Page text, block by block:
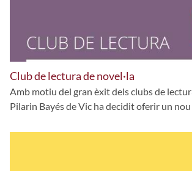
Club de lectura de novel·la
Amb motiu del gran èxit dels clubs de
Pilarin Bayés de Vic ha decidit oferir un nou